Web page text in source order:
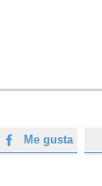
 Me gusta